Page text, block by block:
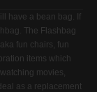
have a bean bag. If
The Flashbag
fun chairs, fun
items which
movies,
as a replacement